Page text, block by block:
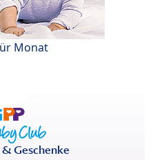
Monat
Geschenke